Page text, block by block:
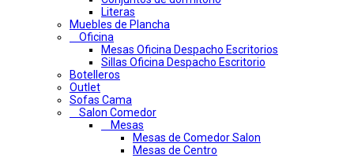
Literas
Muebles de Plancha
Oficina
Mesas Oficina Despacho Escritorios
Sillas Oficina Despacho Escritorio
Botelleros
Outlet
Sofas Cama
Salon Comedor
Mesas
Mesas de Comedor Salon
Mesas de Centro